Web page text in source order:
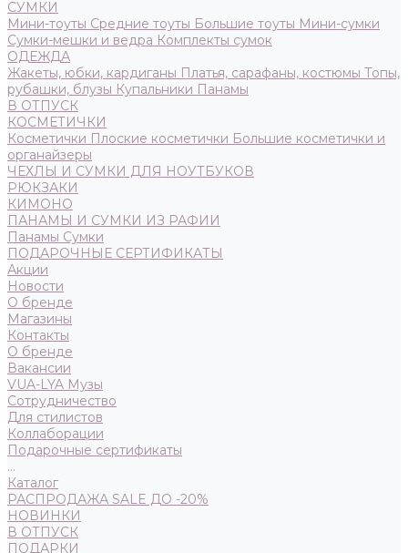
СУМКИ
Мини-тоуты Средние тоуты Большие тоуты Мини-сумки
Сумки-мешки и ведра Комплекты сумок
ОДЕЖДА
Жакеты, юбки, кардиганы Платья, сарафаны, костюмы Топы,
рубашки, блузы Купальники Панамы
В ОТПУСК
КОСМЕТИЧКИ
Косметички Плоские косметички Большие косметички и
органайзеры
ЧЕХЛЫ И СУМКИ ДЛЯ НОУТБУКОВ
РЮКЗАКИ
КИМОНО
ПАНАМЫ И СУМКИ ИЗ РАФИИ
Панамы Сумки
ПОДАРОЧНЫЕ СЕРТИФИКАТЫ
Акции
Новости
О бренде
Магазины
Контакты
О бренде
Вакансии
VUA-LYA Музы
Сотрудничество
Для стилистов
Коллаборации
Подарочные сертификаты
...
Каталог
РАСПРОДАЖА SALE ДО -20%
НОВИНКИ
В ОТПУСК
ПОДАРКИ